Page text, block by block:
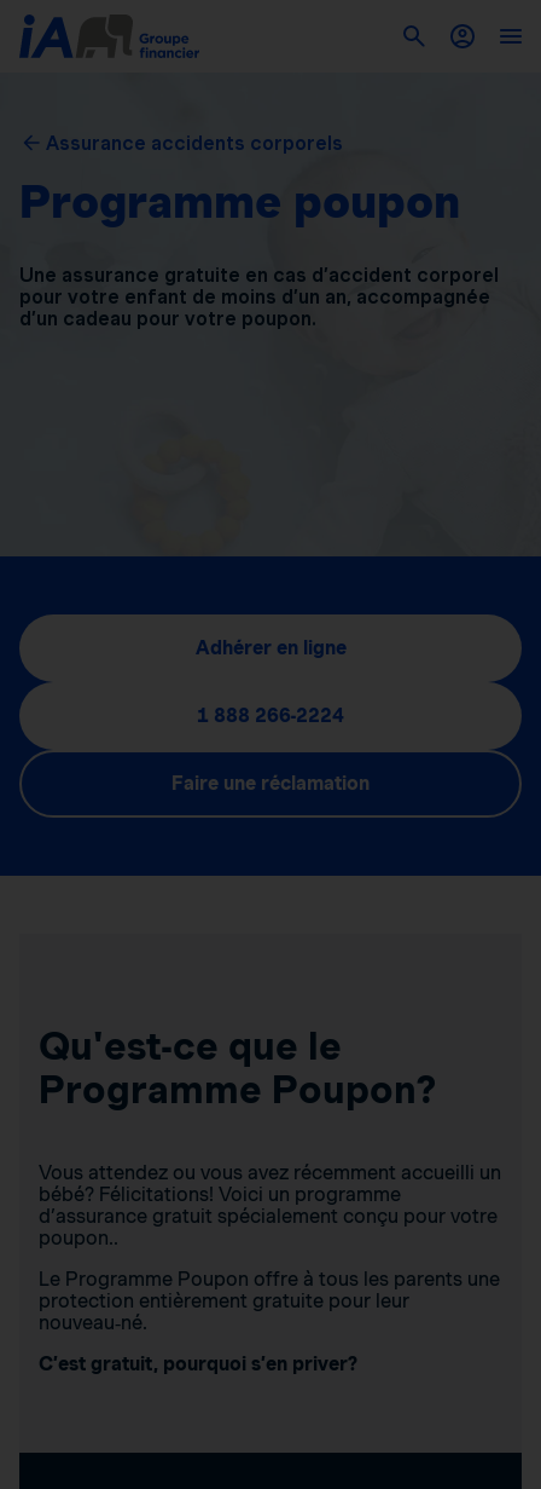
Assurance accidents corporels
Programme poupon
Une assurance gratuite en cas d’accident corporel
pour votre enfant de moins d’un an, accompagnée
d’un cadeau pour votre poupon.
Adhérer en ligne
1 888 266-2224
Faire une réclamation
Qu'est-ce que le
Programme Poupon?
Vous attendez ou vous avez récemment accueilli un
bébé? Félicitations! Voici un programme
d’assurance gratuit spécialement conçu pour votre
poupon..
Le Programme Poupon offre à tous les parents une
protection entièrement gratuite pour leur
nouveau‑né.
C’est gratuit, pourquoi s’en priver?